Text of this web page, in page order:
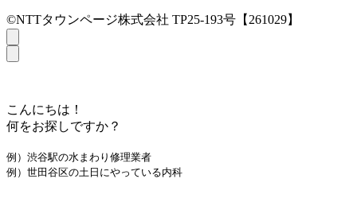
©NTTタウンページ株式会社 TP25-193号【261029】
こんにちは！
何をお探しですか？
例）渋谷駅の水まわり修理業者
例）世田谷区の土日にやっている内科